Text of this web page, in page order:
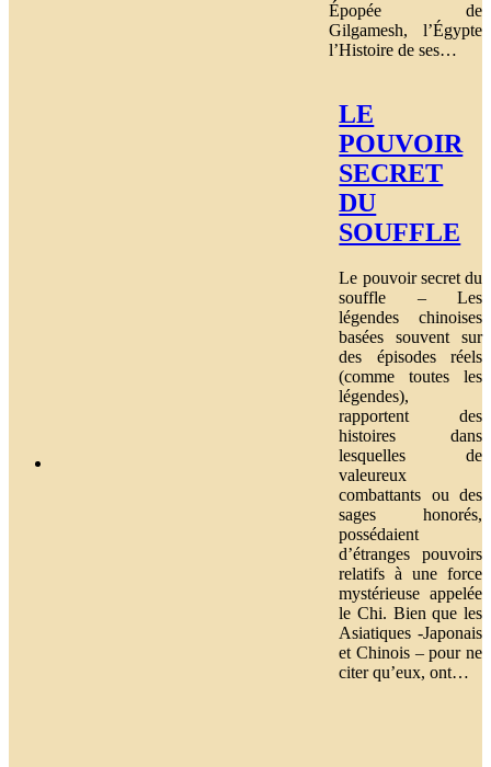
Épopée de
Gilgamesh, l’Égypte
l’Histoire de ses…
LE
POUVOIR
SECRET
DU
SOUFFLE
Le pouvoir secret du
souffle – Les
légendes chinoises
basées souvent sur
des épisodes réels
(comme toutes les
légendes),
rapportent des
histoires dans
lesquelles de
valeureux
combattants ou des
sages honorés,
possédaient
d’étranges pouvoirs
relatifs à une force
mystérieuse appelée
le Chi. Bien que les
Asiatiques -Japonais
et Chinois – pour ne
citer qu’eux, ont…